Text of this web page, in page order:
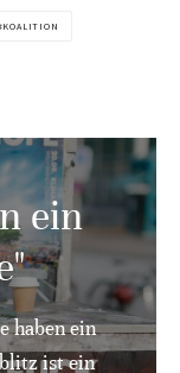
KOALITION
ein
haben ein
ist ein